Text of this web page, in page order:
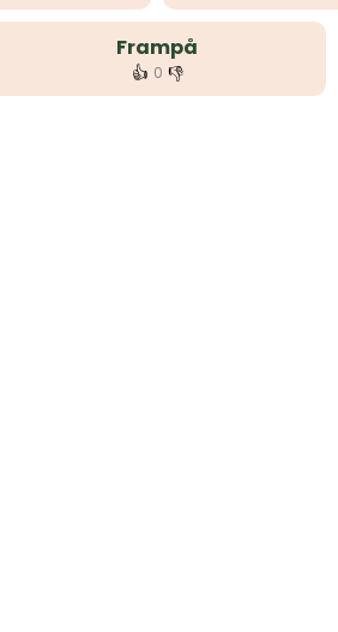
Frampå
👍 0 👎